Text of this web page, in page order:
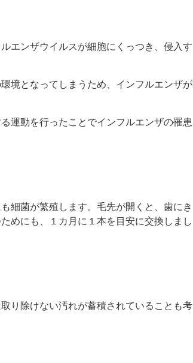
エンザウイルスが細胞にくっつき、侵入す
境となってしまうため、インフルエンザが
運動を行ったことでインフルエンザの罹患
細菌が繁殖します。毛先が開くと、歯にき
めにも、１カ月に１本を目安に交換しまし
り除けない汚れが蓄積されていることも考